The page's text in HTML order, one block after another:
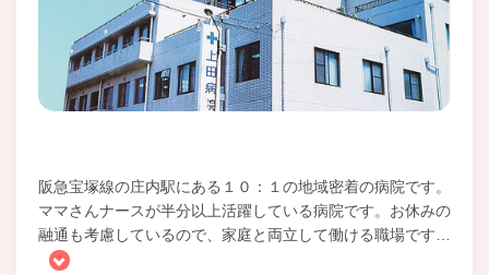
阪急宝塚線の庄内駅にある１０：１の地域密着の病院です。
ママさんナースが半分以上活躍している病院です。お休みの
融通も考慮しているので、家庭と両立して働ける職場です